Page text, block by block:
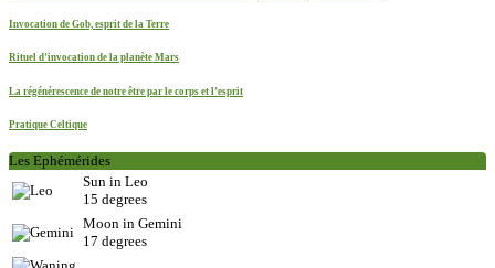
Invocation de Gob, esprit de la Terre
Rituel d’invocation de la planète Mars
La régénérescence de notre être par le corps et l’esprit
Pratique Celtique
Les Ephémérides
Sun in Leo
15 degrees
Moon in Gemini
17 degrees